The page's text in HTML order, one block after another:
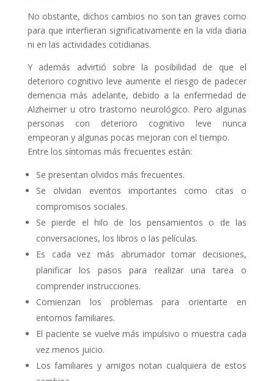
No obstante, dichos cambios no son tan graves como
para que interfieran significativamente en la vida diaria
ni en las actividades cotidianas.
Y además advirtió sobre la posibilidad de que el
deterioro cognitivo leve aumente el riesgo de padecer
demencia más adelante, debido a la enfermedad de
Alzheimer u otro trastorno neurológico. Pero algunas
personas con deterioro cognitivo leve nunca
empeoran y algunas pocas mejoran con el tiempo.
Entre los síntomas más frecuentes están:
Se presentan olvidos más frecuentes.
Se olvidan eventos importantes como citas o
compromisos sociales.
Se pierde el hilo de los pensamientos o de las
conversaciones, los libros o las películas.
Es cada vez más abrumador tomar decisiones,
planificar los pasos para realizar una tarea o
comprender instrucciones.
Comienzan los problemas para orientarte en
entornos familiares.
El paciente se vuelve más impulsivo o muestra cada
vez menos juicio.
Los familiares y amigos notan cualquiera de estos